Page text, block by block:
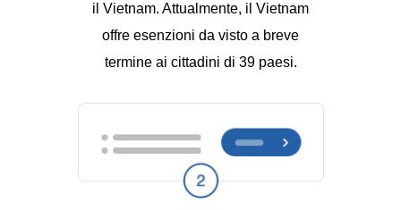
il Vietnam. Attualmente, il Vietnam
offre esenzioni da visto a breve
termine ai cittadini di 39 paesi.